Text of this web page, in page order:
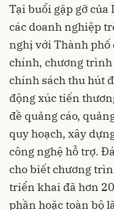
Tại buổi gặp gỡ của
các doanh nghiệp
nghị với Thành phố
chính, chương trình
chính sách thu hút
động xúc tiến
đề quảng cáo,
quy hoạch, xây
công nghệ hỗ trợ.
cho biết chương
triển khai đã hơn
phần hoặc toàn bộ